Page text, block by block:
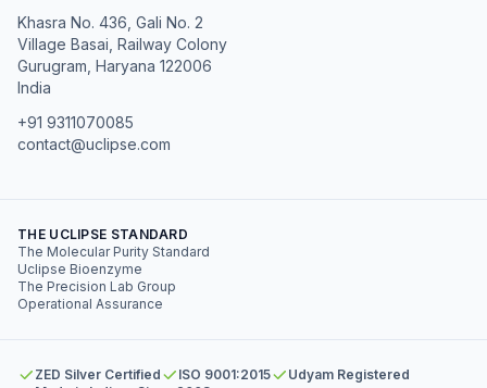
Khasra No. 436, Gali No. 2
Village Basai, Railway Colony
Gurugram Haryana 122006
India
+91 9311070085
contact@uclipse.com
THE UCLIPSE STANDARD
The Molecular Purity Standard
Uclipse Bioenzyme
The Precision Lab Group
Operational Assurance
ZED Silver Certified ISO 9001:2015
Udyam Registered